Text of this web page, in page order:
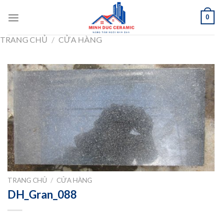
0
TRANG CHỦ / CỬA HÀNG
TRANG CHỦ / CỬA HÀNG
DH_Gran_088